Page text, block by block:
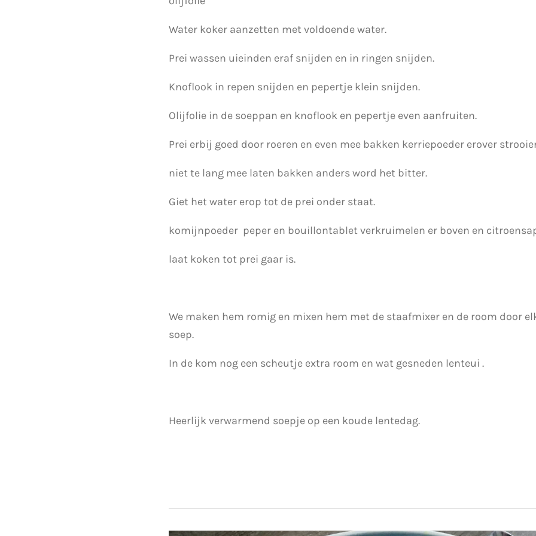
Water koker aanzetten met voldoende water.
Prei wassen uieinden eraf snijden en in ringen snijden.
Knoflook in repen snijden en pepertje klein snijden.
Olijfolie in de soeppan en knoflook en pepertje even aanfruiten.
Prei erbij goed door roeren en even mee bakken kerriepoeder erover
niet te lang mee laten bakken anders word het bitter.
Giet het water erop tot de prei onder staat.
komijnpoeder peper en bouillontablet verkruimelen er boven en
laat koken tot prei gaar is.
We maken hem romig en mixen hem met de staafmixer en de room door
soep.
In de kom nog een scheutje extra room en wat gesneden lenteui .
Heerlijk verwarmend soepje op een koude lentedag.